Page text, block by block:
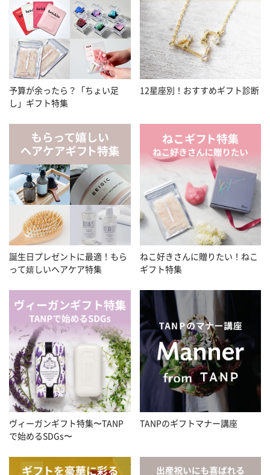
予算が余ったら？「ちょい足
し」ギフト特集
12星座別！おすすめギフト診断
誕生日プレゼントに最適！もら
って嬉しいヘアケア特集
ねこ好きさんに贈りたい！ねこ
ギフト特集
ヴィーガンギフト特集〜TANP
で始めるSDGs〜
TANPのギフトマナー講座